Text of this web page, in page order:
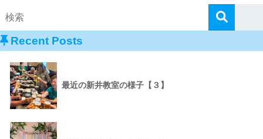
Recent Posts
最近の新井教室の様子【３】